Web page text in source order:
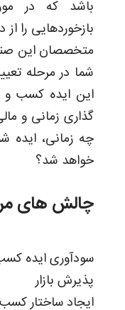
باشد که در
بازخوردهایی را
متخصصان این
شما در مرحله
این ایده کسب و
گذاری زمانی و
چه زمانی، ایده
خواهد شد؟
چالش های
سودآوری ایده
پذیرش بازار
ایجاد ساختار